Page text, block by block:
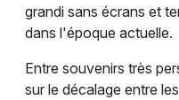
Je
grandi sans écrans et
dans l'époque actuelle.
Entre souvenirs très
sur le décalage entre